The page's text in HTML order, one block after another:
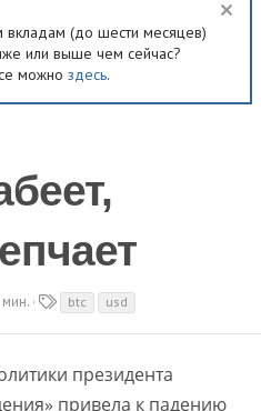
вкладам (до шести месяцев)
или выше чем сейчас?
можно здесь.
мин.
г
btc usd
президента
привела к падению